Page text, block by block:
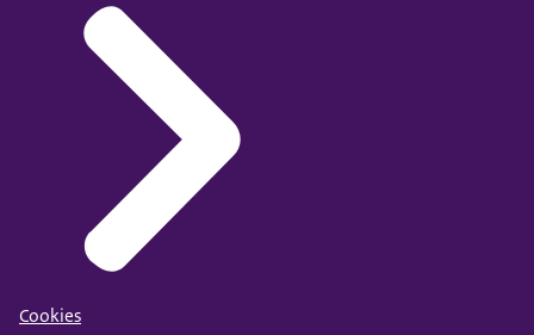
Cookies